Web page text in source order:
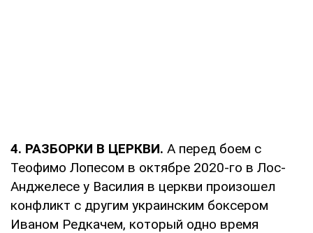
4. РАЗБОРКИ В ЦЕРКВИ. А перед боем с
Теофимо Лопесом в октябре 2020-го в Лос-
Анджелесе у Василия в церкви произошел
конфликт с другим украинским боксером
Иваном Редкачем, который одно время